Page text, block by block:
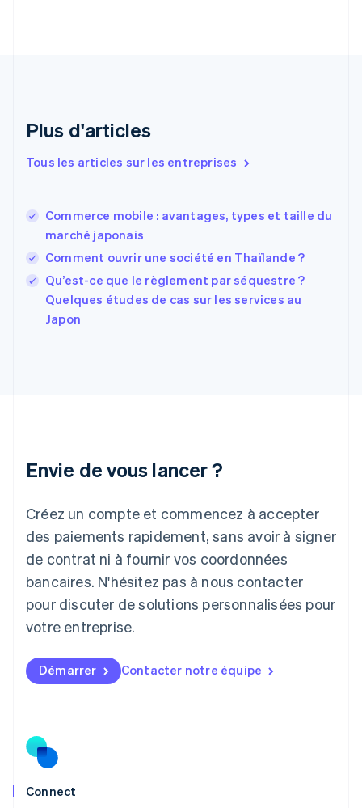
Plus d'articles
Tous les articles sur les entreprises
Commerce mobile : avantages, types et taille du
marché japonais
Comment ouvrir une société en Thaïlande ?
Qu’est-ce que le règlement par séquestre ?
Quelques études de cas sur les services au
Japon
Envie de vous lancer ?
Créez un compte et commencez à accepter
des paiements rapidement, sans avoir à signer
de contrat ni à fournir vos coordonnées
bancaires. N'hésitez pas à nous contacter
pour discuter de solutions personnalisées pour
votre entreprise.
Démarrer Contacter notre équipe
Connect
Español English
English
Finlande
EnglishSvenska
FrançaisEnglish
Gibraltar
English
Grèce
English
Japon
Lettonie
English
Liechtenstein
DeutschEnglish
Lituanie
Luxembourg
FrançaisDeutschEnglish
English简体中文
Malte
English
Nouvelle-Zélande
English